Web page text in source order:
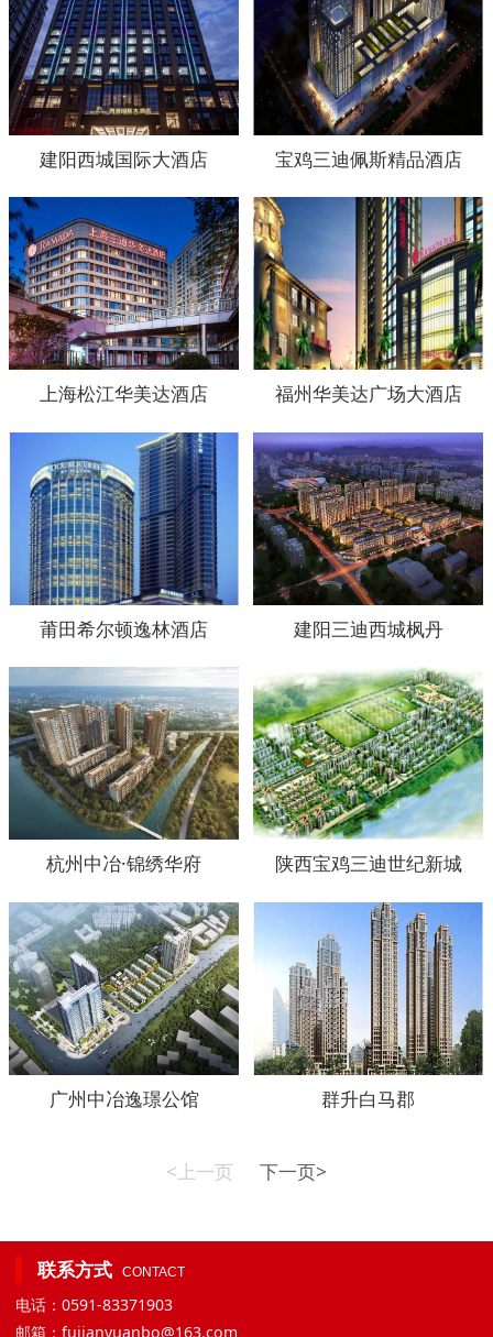
建阳西城国际大酒店 宝鸡三迪佩斯精品酒店
上海松江华美达酒店 福州华美达广场大酒店
莆田希尔顿逸林酒店 建阳三迪西城枫丹
杭州中冶·锦绣华府 陕西宝鸡三迪世纪新城
广州中冶逸璟公馆 群升白马郡
<上一页 下一页>
联系方式 CONTACT
电话：0591-83371903
邮箱：fujianyuanbo@163.com